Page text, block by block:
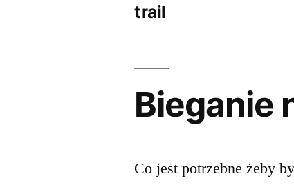
trail
Bieganie
Co jest potrzebne żeby